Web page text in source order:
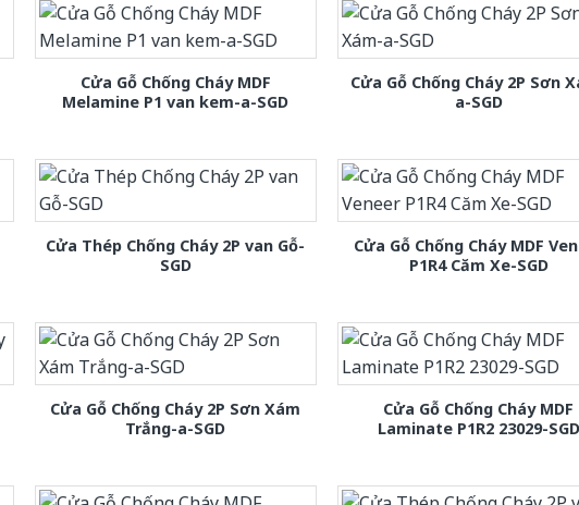
Cửa Gỗ Chống Cháy MDF
Melamine P1 van kem-a-SGD
Cửa Gỗ Chống Cháy 2P Sơn
a-SGD
Cửa Thép Chống Cháy 2P van Gỗ-
SGD
Cửa Gỗ Chống Cháy MDF
P1R4 Căm Xe-SGD
Cửa Gỗ Chống Cháy 2P Sơn Xám
Trắng-a-SGD
Cửa Gỗ Chống Cháy MDF
Laminate P1R2 23029-SGD